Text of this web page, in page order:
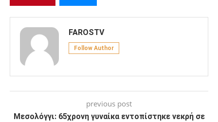
FAROSTV
Follow Author
previous post
Μεσολόγγι: 65χρονη γυναίκα εντοπίστηκε νεκρή σε